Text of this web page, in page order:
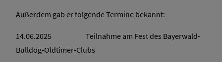
Außerdem gab er folgende Termine bekannt:
14.06.2025 Teilnahme am Fest des Bayerwald-
Bulldog-Oldtimer-Clubs